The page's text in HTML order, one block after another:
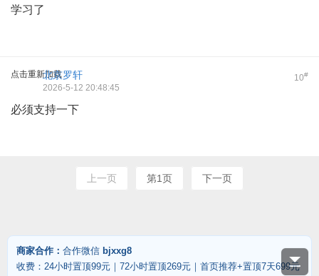
学习了
点击重新加载 10#
北京罗轩
2026-5-12 20:48:45
必须支持一下
上一页 第1页 下一页
商家合作： 合作微信 bjxxg8
收费：24小时置顶99元｜72小时置顶269元｜首页推荐+置顶7天699元